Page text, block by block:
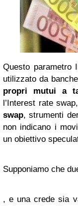
Questo
utilizzato da
propri mutui a
l’Interest rate
swap, strumenti
non indicano i
un obiettivo
Supponiamo che
, e una crede sia